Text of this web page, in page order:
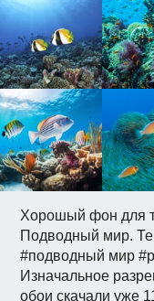
Хорошый фон для
Подводный мир.
#подводный мир
Изначальное
обои скачали уже